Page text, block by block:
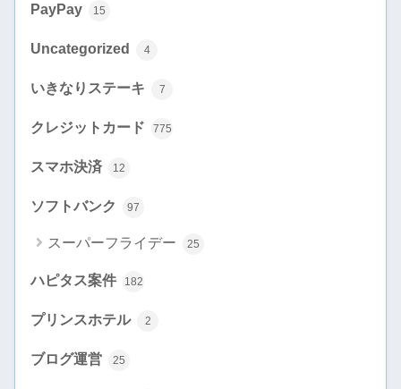
PayPay 15
Uncategorized 4
いきなりステーキ 7
クレジットカード 775
スマホ決済 12
ソフトバンク 97
スーパーフライデー 25
ハピタス案件 182
プリンスホテル 2
ブログ運営 25